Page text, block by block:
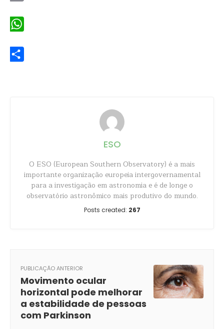
ESO
O ESO (European Southern Observatory) é a mais
importante organização europeia intergovernamental
para a investigação em astronomia e é de longe o
observatório astronômico mais produtivo do mundo.
Posts created: 267
PUBLICAÇÃO ANTERIOR
Movimento ocular
horizontal pode melhorar
a estabilidade de pessoas
com Parkinson